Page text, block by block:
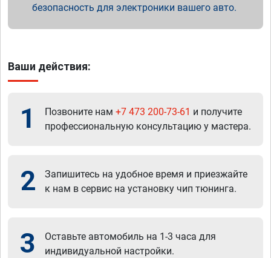
безопасность для электроники вашего авто.
Ваши действия:
1 Позвоните нам +7 473 200-73-61 и получите
профессиональную консультацию у мастера.
2
Запишитесь на удобное время и приезжайте
к нам в сервис на установку чип тюнинга.
3
Оставьте автомобиль на 1-3 часа для
индивидуальной настройки.